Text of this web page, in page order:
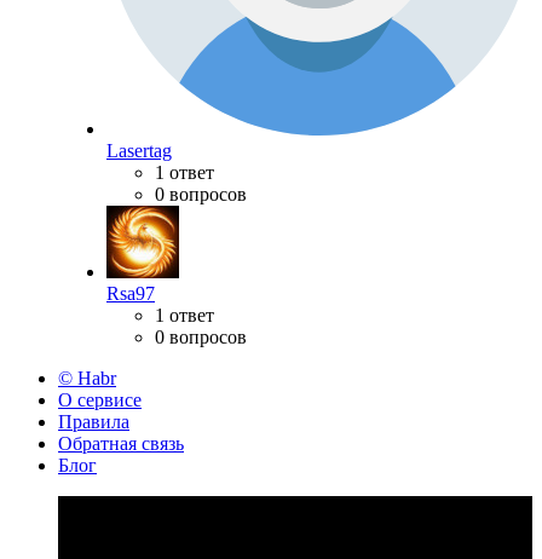
Lasertag
1 ответ
0 вопросов
Rsa97
1 ответ
0 вопросов
© Habr
О сервисе
Правила
Обратная связь
Блог